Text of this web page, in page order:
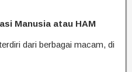
Manusia atau HAM
dari berbagai macam, di